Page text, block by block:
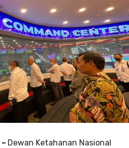
– Dewan Ketahanan Nasional